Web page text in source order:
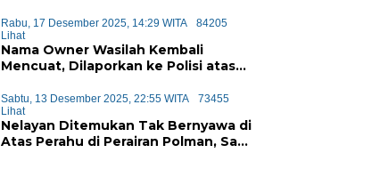
Masuk
Rabu, 17 Desember 2025, 14:29 WITA
84205
Lihat
Nama Owner Wasilah Kembali
Mencuat, Dilaporkan ke Polisi atas
Sabtu, 13 Desember 2025, 22:55 WITA
73455
Lihat
Nelayan Ditemukan Tak Bernyawa di
Atas Perahu di Perairan Polman, Sat